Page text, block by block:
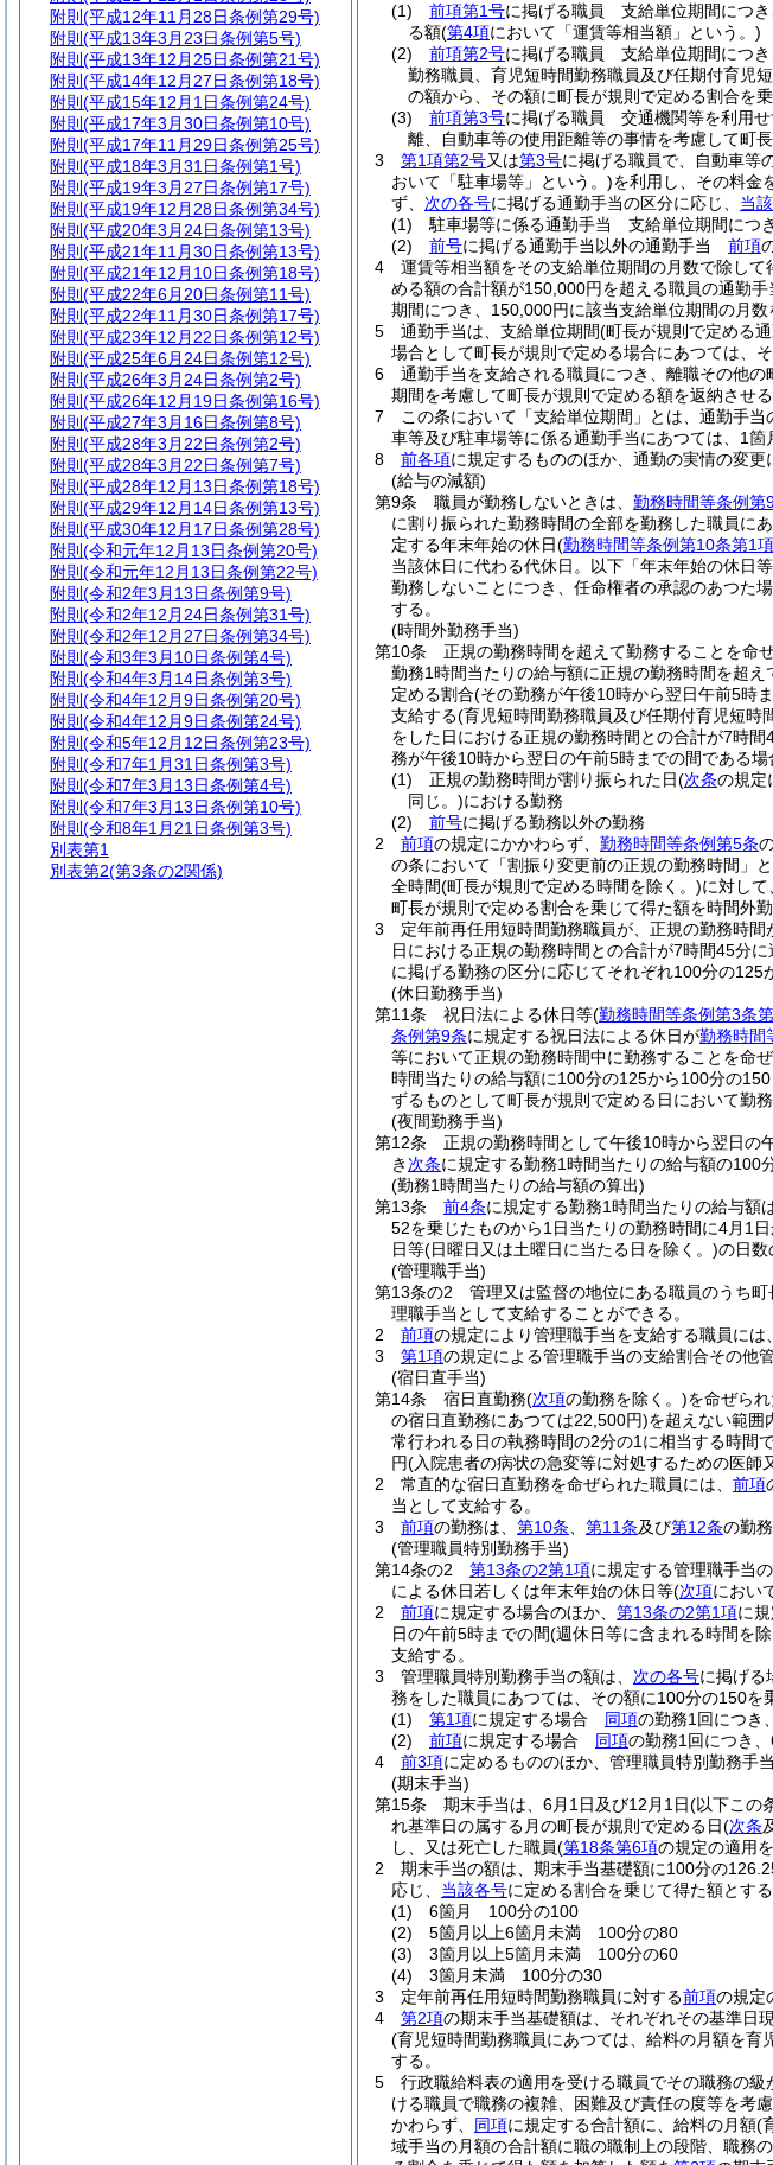
(1)
前項第1号に掲げる職員 支給単位期間につき
る額(第4項において「運賃等相当額」という。)
(2)
前項第2号に掲げる職員 支給単位期間につき
勤務職員、育児短時間勤務職員及び任期付育児
の額から、その額に町長が規則で定める割合を
(3)
前項第3号に掲げる職員 交通機関等を利用せ
離、自動車等の使用距離等の事情を考慮して町
3
第1項第2号又は第3号に掲げる職員で、自動車等
おいて「駐車場等」という。)を利用し、その料金
ず、 次の各号に掲げる通勤手当の区分に応じ、 当
(1)
駐車場等に係る通勤手当 支給単位期間につ
(2)
前号に掲げる通勤手当以外の通勤手当 前項
4
運賃等相当額をその支給単位期間の月数で除して
める額の合計額が150,000円を超える職員の通勤手
期間につき、150,000円に該当支給単位期間の月数
5
通勤手当は、支給単位期間(町長が規則で定める
場合として町長が規則で定める場合にあつては、
6
通勤手当を支給される職員につき、離職その他
期間を考慮して町長が規則で定める額を返納させる
7
この条において「支給単位期間」とは、通勤手
車等及び駐車場等に係る通勤手当にあつては、1箇
8
前各項に規定するもののほか、通勤の実情の変
(給与の減額)
第9条
職員が勤務しないときは、 勤務時間等条例第
に割り振られた勤務時間の全部を勤務した職員に
定する年末年始の休日(勤務時間等条例第10条第1項
当該休日に代わる代休日。以下「年末年始の休日
勤務しないことにつき、任命権者の承認のあつた
する。
(時間外勤務手当)
第10条
正規の勤務時間を超えて勤務することを命
勤務1時間当たりの給与額に正規の勤務時間を超
定める割合(その勤務が午後10時から翌日午前5時
支給する(育児短時間勤務職員及び任期付育児短時
をした日における正規の勤務時間との合計が7時間
務が午後10時から翌日の午前5時までの間である
(1)
正規の勤務時間が割り振られた日(次条の規定
同じ。)における勤務
(2)
前号に掲げる勤務以外の勤務
2
前項の規定にかかわらず、 勤務時間等条例第5条
の条において「割振り変更前の正規の勤務時間」
全時間(町長が規則で定める時間を除く。)に対して
町長が規則で定める割合を乗じて得た額を時間外
3
定年前再任用短時間勤務職員が、正規の勤務時
日における正規の勤務時間との合計が7時間45分
に掲げる勤務の区分に応じてそれぞれ100分の125
(休日勤務手当)
第11条
祝日法による休日等(勤務時間等条例第3条
条例第9条に規定する祝日法による休日が勤務時間
等において正規の勤務時間中に勤務することを命
時間当たりの給与額に100分の125から100分の
ずるものとして町長が規則で定める日において勤
(夜間勤務手当)
第12条
正規の勤務時間として午後10時から翌日の
き 次条に規定する勤務1時間当たりの給与額の100
(勤務1時間当たりの給与額の算出)
第13条
前4条に規定する勤務1時間当たりの給与額
52を乗じたものから1日当たりの勤務時間に4月1
日等(日曜日又は土曜日に当たる日を除く。)の日数
(管理職手当)
第13条の2
管理又は監督の地位にある職員のうち
理職手当として支給することができる。
2
前項の規定により管理職手当を支給する職員には、
3
第1項の規定による管理職手当の支給割合その他
(宿日直手当)
第14条
宿日直勤務(次項の勤務を除く。)を命ぜら
の宿日直勤務にあつては22,500円)を超えない範囲
常行われる日の執務時間の2分の1に相当する時間
円(入院患者の病状の急変等に対処するための医
2
常直的な宿日直勤務を命ぜられた職員には、 前項
当として支給する。
3
前項の勤務は、 第10条 第11条及び第12条の勤
(管理職員特別勤務手当)
第14条の2
第13条の2第1項に規定する管理職手当
による休日若しくは年末年始の休日等(次項におい
2
前項に規定する場合のほか、 第13条の2第1項に
日の午前5時までの間(週休日等に含まれる時間を
支給する。
3
管理職員特別勤務手当の額は、 次の各号に掲げる
務をした職員にあつては、その額に100分の150を
(1)
第1項に規定する場合 同項の勤務1回につき
(2)
前項に規定する場合 同項の勤務1回につき
4
前3項に定めるもののほか、管理職員特別勤務手
(期末手当)
第15条
期末手当は、6月1日及び12月1日(以下この
れ基準日の属する月の町長が規則で定める日(次条
し、又は死亡した職員(第18条第6項の規定の適用
2
期末手当の額は、期末手当基礎額に100分の
応じ、 当該各号に定める割合を乗じて得た額とする
(1)
6箇月 100分の100
(2)
5箇月以上6箇月未満 100分の80
(3)
3箇月以上5箇月未満 100分の60
(4)
3箇月未満 100分の30
3
定年前再任用短時間勤務職員に対する前項の規定
4
第2項の期末手当基礎額は、それぞれその基準日
(育児短時間勤務職員にあつては、給料の月額を育
する。
5
行政職給料表の適用を受ける職員でその職務の級
ける職員で職務の複雑、困難及び責任の度等を考
かわらず、 同項に規定する合計額に、給料の月額(
域手当の月額の合計額に職の職制上の段階、職務
附則 (平成12年11月28日条例第29号)
附則 (平成13年3月23日条例第5号)
附則 (平成13年12月25日条例第21号)
附則 (平成14年12月27日条例第18号)
附則 (平成15年12月1日条例第24号)
附則 (平成17年3月30日条例第10号)
附則 (平成17年11月29日条例第25号)
附則 (平成18年3月31日条例第1号)
附則 (平成19年3月27日条例第17号)
附則 (平成19年12月28日条例第34号)
附則 (平成20年3月24日条例第13号)
附則 (平成21年11月30日条例第13号)
附則 (平成21年12月10日条例第18号)
附則 (平成22年6月20日条例第11号)
附則 (平成22年11月30日条例第17号)
附則 (平成23年12月22日条例第12号)
附則 (平成25年6月24日条例第12号)
附則 (平成26年3月24日条例第2号)
附則 (平成26年12月19日条例第16号)
附則 (平成27年3月16日条例第8号)
附則 (平成28年3月22日条例第2号)
附則 (平成28年3月22日条例第7号)
附則 (平成28年12月13日条例第18号)
附則 (平成29年12月14日条例第13号)
附則 (平成30年12月17日条例第28号)
附則 (令和元年12月13日条例第20号)
附則 (令和元年12月13日条例第22号)
附則 (令和2年3月13日条例第9号)
附則 (令和2年12月24日条例第31号)
附則 (令和2年12月27日条例第34号)
附則 (令和3年3月10日条例第4号)
附則 (令和4年3月14日条例第3号)
附則 (令和4年12月9日条例第20号)
附則 (令和4年12月9日条例第24号)
附則 (令和5年12月12日条例第23号)
附則 (令和7年1月31日条例第3号)
附則 (令和7年3月13日条例第4号)
附則 (令和7年3月13日条例第10号)
附則 (令和8年1月21日条例第3号)
別表第1
別表第2(第3条の2関係)